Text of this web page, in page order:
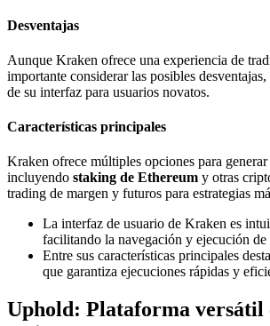
Desventajas
Aunque Kraken ofrece una experiencia de
importante considerar las posibles
de su interfaz para usuarios novatos.
Características principales
Kraken ofrece múltiples opciones para
incluyendo staking de Ethereum y otras
trading de margen y futuros para estrategias
La interfaz de usuario de Kraken es
facilitando la navegación y ejecución de
Entre sus características principales
que garantiza ejecuciones rápidas y
Uphold: Plataforma versátil